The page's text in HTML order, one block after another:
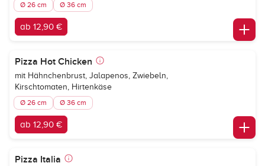
Ø 26 cm Ø 36 cm
ab 12,90 €
Pizza Hot Chicken
mit Hähnchenbrust, Jalapenos, Zwiebeln,
Kirschtomaten, Hirtenkäse
Ø 26 cm Ø 36 cm
ab 12,90 €
Pizza Italia